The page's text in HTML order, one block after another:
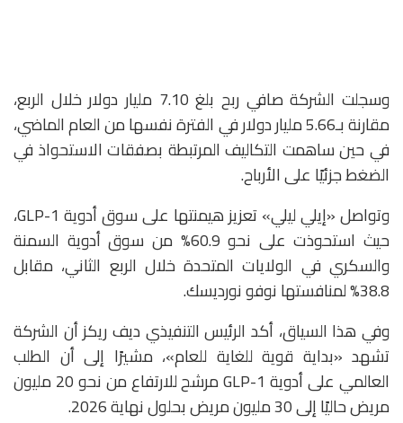
وسجلت الشركة صافي ربح بلغ 7.10 مليار دولار خلال الربع،
مقارنة بـ5.66 مليار دولار في الفترة نفسها من العام الماضي،
في حين ساهمت التكاليف المرتبطة بصفقات الاستحواذ في
الضغط جزئيًا على الأرباح.
وتواصل «إيلي ليلي» تعزيز هيمنتها على سوق أدوية GLP-1،
حيث استحوذت على نحو 60.9% من سوق أدوية السمنة
والسكري في الولايات المتحدة خلال الربع الثاني، مقابل
38.8% لمنافستها
نوفو نورديسك.
وفي هذا السياق، أكد الرئيس التنفيذي ديف ريكز أن الشركة
تشهد «بداية قوية للغاية للعام»، مشيرًا إلى أن الطلب
العالمي على أدوية GLP-1 مرشح للارتفاع من نحو 20 مليون
مريض حاليًا إلى 30 مليون مريض بحلول نهاية 2026.